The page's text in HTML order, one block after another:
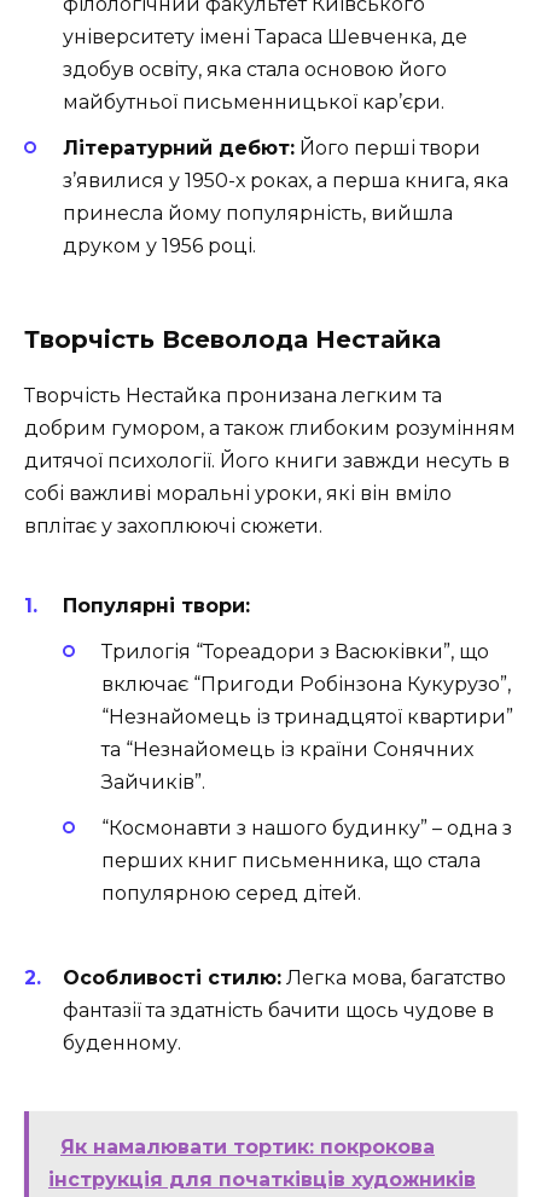
університету імені Тараса Шевченка, де
здобув освіту, яка стала основою його
майбутньої письменницької кар’єри.
Літературний дебют: Його перші твори
з’явилися у 1950-х роках, а перша книга, яка
принесла йому популярність, вийшла
друком у 1956 році.
Творчість Всеволода Нестайка
Творчість Нестайка пронизана легким та
добрим гумором, а також глибоким розумінням
дитячої психології. Його книги завжди несуть в
собі важливі моральні уроки, які він вміло
вплітає у захоплюючі сюжети.
Популярні твори:
Трилогія “Тореадори з Васюківки”, що
включає “Пригоди Робінзона Кукурузо”,
“Незнайомець із тринадцятої квартири”
та “Незнайомець із країни Сонячних
Зайчиків”.
“Космонавти з нашого будинку” – одна з
перших книг письменника, що стала
популярною серед дітей.
Особливості стилю: Легка мова, багатство
фантазії та здатність бачити щось чудове в
буденному.
Як намалювати тортик: покрокова
інструкція для початківців художників